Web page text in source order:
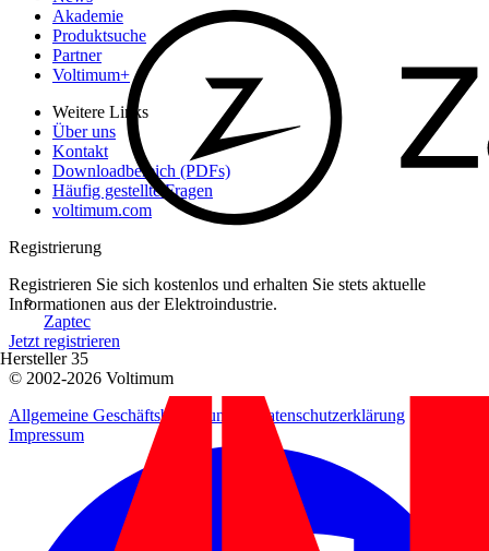
Zaptec
Hersteller 35
Akademie
Produktsuche
Partner
Voltimum+
Weitere Links
Über uns
Kontakt
Downloadbereich (PDFs)
Häufig gestellte Fragen
voltimum.com
Registrierung
Registrieren Sie sich kostenlos und erhalten Sie stets aktuelle
Informationen aus der Elektroindustrie.
Jetzt registrieren
© 2002-2026 Voltimum
Allgemeine Geschäftsbedingungen
Datenschutzerklärung
Impressum